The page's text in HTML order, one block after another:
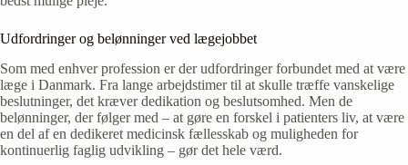
Udfordringer og belønninger ved lægejobbet
Som med enhver profession er der udfordringer forbundet med at være
læge i Danmark. Fra lange arbejdstimer til at skulle træffe vanskelige
beslutninger, det kræver dedikation og beslutsomhed. Men de
belønninger, der følger med – at gøre en forskel i patienters liv, at være
en del af en dedikeret medicinsk fællesskab og muligheden for
kontinuerlig faglig udvikling – gør det hele værd.